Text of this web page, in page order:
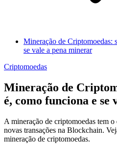
Mineração de Criptomoedas:
se vale a pena minerar
Criptomoedas
Mineração de
é, como funciona e se
A mineração de criptomoedas tem
novas transações na Blockchain.
mineração de criptomoedas.